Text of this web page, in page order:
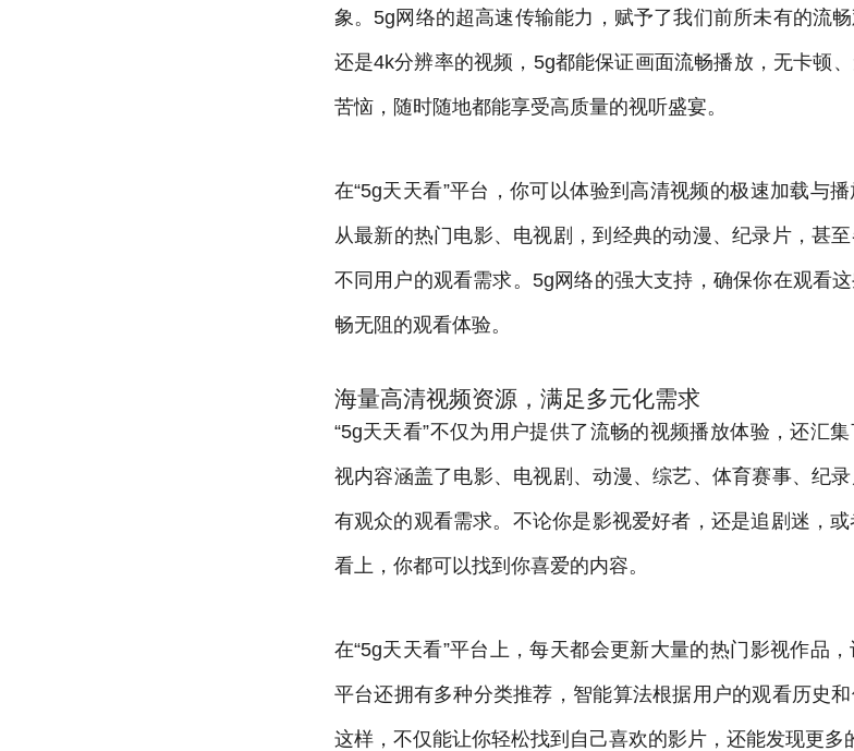
象。5g网络的超高速传输能力，赋予了我们前所未有的流
还是4k分辨率的视频，5g都能保证画面流畅播放，无卡顿
苦恼，随时随地都能享受高质量的视听盛宴。
在“5g天天看”平台，你可以体验到高清视频的极速加载与
从最新的热门电影、电视剧，到经典的动漫、纪录片，甚
不同用户的观看需求。5g网络的强大支持，确保你在观看
畅无阻的观看体验。
海量高清视频资源，满足多元化需求
“5g天天看”不仅为用户提供了流畅的视频播放体验，还汇
视内容涵盖了电影、电视剧、动漫、综艺、体育赛事、纪
有观众的观看需求。不论你是影视爱好者，还是追剧迷，
看上，你都可以找到你喜爱的内容。
在“5g天天看”平台上，每天都会更新大量的热门影视作品
平台还拥有多种分类推荐，智能算法根据用户的观看历史
这样，不仅能让你轻松找到自己喜欢的影片，还能发现更多